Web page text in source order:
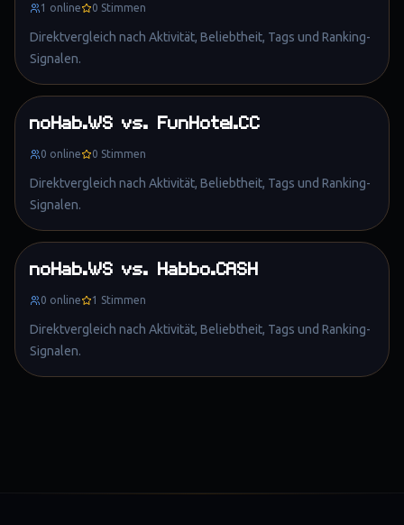
1 online 0 Stimmen
Direktvergleich nach Aktivität, Beliebtheit, Tags und Ranking-
Signalen.
noHab.WS vs. FunHotel.CC
0 online 0 Stimmen
Direktvergleich nach Aktivität, Beliebtheit, Tags und Ranking-
Signalen.
noHab.WS vs. Habbo.CASH
0 online 1 Stimmen
Direktvergleich nach Aktivität, Beliebtheit, Tags und Ranking-
Signalen.